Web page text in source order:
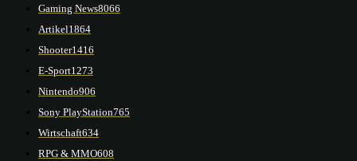
Gaming News8066
Artikel1864
Shooter1416
E-Sport1273
Nintendo906
Sony PlayStation765
Wirtschaft634
RPG & MMO608